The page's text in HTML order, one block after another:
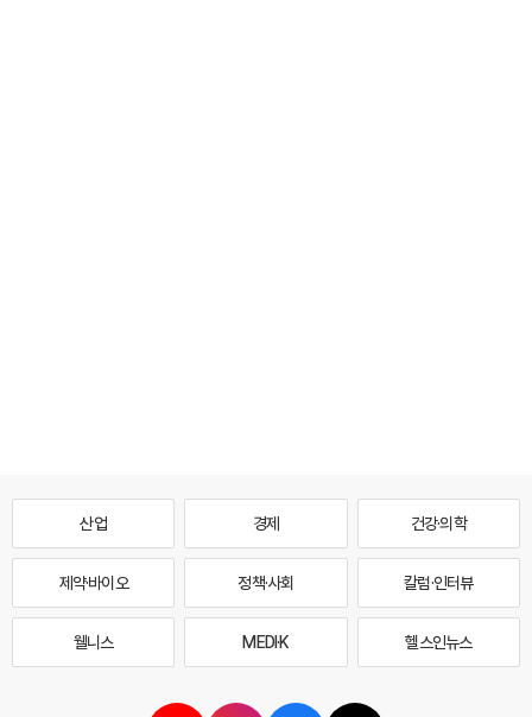
산업 경제 건강·의학
제약·바이오 정책·사회 칼럼·인터뷰
웰니스 MEDI·K 헬스인뉴스